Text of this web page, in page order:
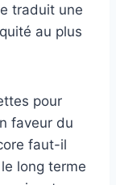
traduit une
au plus
pour
faveur du
faut-il
long terme